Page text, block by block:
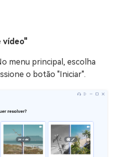
vídeo"
menu principal, escolha
o botão "Iniciar".